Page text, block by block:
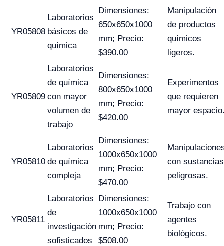
YR05808
Laboratorios
básicos de
química
Dimensiones:
650x650x1000
mm; Precio:
$390.00
Manipulación
de productos
químicos
ligeros.
YR05809
Laboratorios
de química
con mayor
volumen de
trabajo
Dimensiones:
800x650x1000
mm; Precio:
$420.00
Experimentos
que requieren
mayor
YR05810
Laboratorios
de química
compleja
Dimensiones:
1000x650x1000
mm; Precio:
$470.00
con sustancias
peligrosas.
YR05811
Laboratorios
de
investigación
sofisticados
Dimensiones:
1000x650x1000
mm; Precio:
$508.00
Trabajo con
agentes
biológicos.